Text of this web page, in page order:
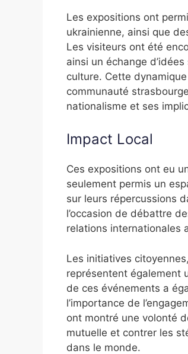
Les expositions ont
ukrainienne, ainsi que
Les visiteurs ont été
ainsi un échange
culture. Cette
communauté
nationalisme et ses
Impact Local
Ces expositions ont eu
seulement permis un
sur leurs répercussions
l’occasion de débattre
relations internationales
Les initiatives
représentent également
de ces événements a
l’importance de
ont montré une volonté
mutuelle et contrer les
dans le monde.